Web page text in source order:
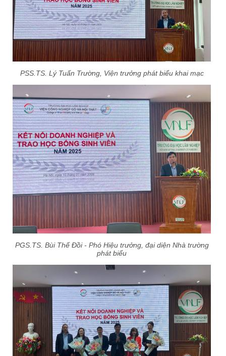
PSS.TS. Lý Tuấn Trường, Viện trưởng phát biểu khai mạc
PGS.TS. Bùi Thế Đồi - Phó Hiệu trưởng, đại diện Nhà trường
phát biểu